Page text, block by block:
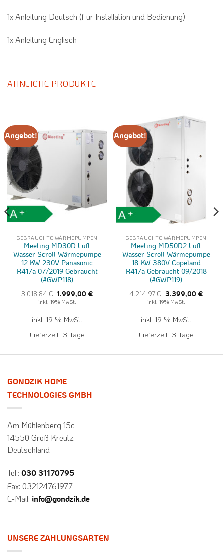
1x Anleitung Deutsch (Für Installation und Bedienung)
1x Anleitung Englisch
ÄHNLICHE PRODUKTE
Angebot!
GEBRAUCHTE WÄRMEPUMPEN
Meeting MD30D Luft
Wasser Scroll Wärmepumpe
12 KW 230V Panasonic
R417a 07/2019 Gebraucht
(#GWP118)
3.018,84€ Ursprünglicher
Preis
war:
1.999,00€Aktueller
inkl. 19% MwSt.
inkl. 19 % MwSt.
Lieferzeit: 3 Tage
Angebot!
GEBRAUCHTE WÄRMEPUMPEN
Meeting MD50D2 Luft
Wasser Scroll Wärmepumpe
18 KW 380V Copeland
R417a Gebraucht 09/2018
(#GWP119)
4.214,97€ Ursprünglicher
Preis
war:
3.399,00 €
inkl. 19% MwSt.
inkl. 19 % MwSt.
Lieferzeit: 3 Tage
GONDZIK HOME
TECHNOLOGIES GMBH
Am Mühlenberg 15c
14550 Groß Kreutz
Deutschland
Tel.: 030 31170795
Fax: 032124761977
E-Mail: info@gondzik.de
UNSERE ZAHLUNGSARTEN